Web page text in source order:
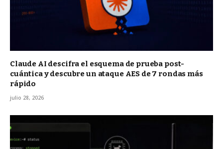
Claude AI descifra el esquema de prueba post-
cuántica y descubre un ataque AES de 7 rondas más
rápido
julio 28, 2026